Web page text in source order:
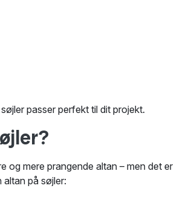
passer perfekt til dit projekt.
og mere prangende altan – men det er
på søjler: